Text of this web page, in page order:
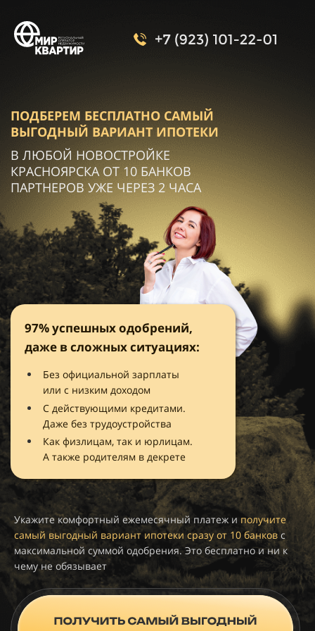
ПОДБЕРЕМ БЕСПЛАТНО САМЫЙ
ВЫГОДНЫЙ ВАРИАНТ ИПОТЕКИ
В ЛЮБОЙ НОВОСТРОЙКЕ
КРАСНОЯРСКА ОТ 10 БАНКОВ
ПАРТНЕРОВ УЖЕ ЧЕРЕЗ 2 ЧАСА
97% успешных одобрений,
даже в сложных ситуациях:
Без официальной зарплаты
или с низким доходом
С действующими кредитами.
Даже без трудоустройства
Как физлицам, так и юрлицам.
А также родителям в декрете
Укажите комфортный ежемесячный платеж и получите
самый выгодный вариант ипотеки сразу от 10 банковс
максимальной суммой одобрения.Это бесплатно и ни к
чему не обязывает